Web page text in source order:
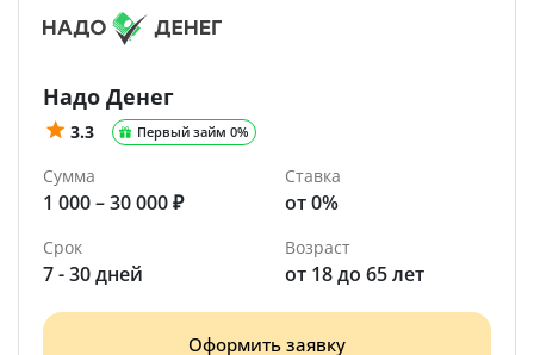
Надо Денег
3.3 Первый займ 0%
Сумма
1 000 – 30 000 ₽
Ставка
от 0%
Срок
7 - 30 дней
Возраст
от 18 до 65 лет
Оформить заявку